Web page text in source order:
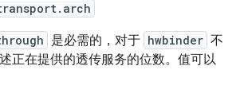
是必需的，对于 hwbinder 不
正在提供的透传服务的位数。值可以